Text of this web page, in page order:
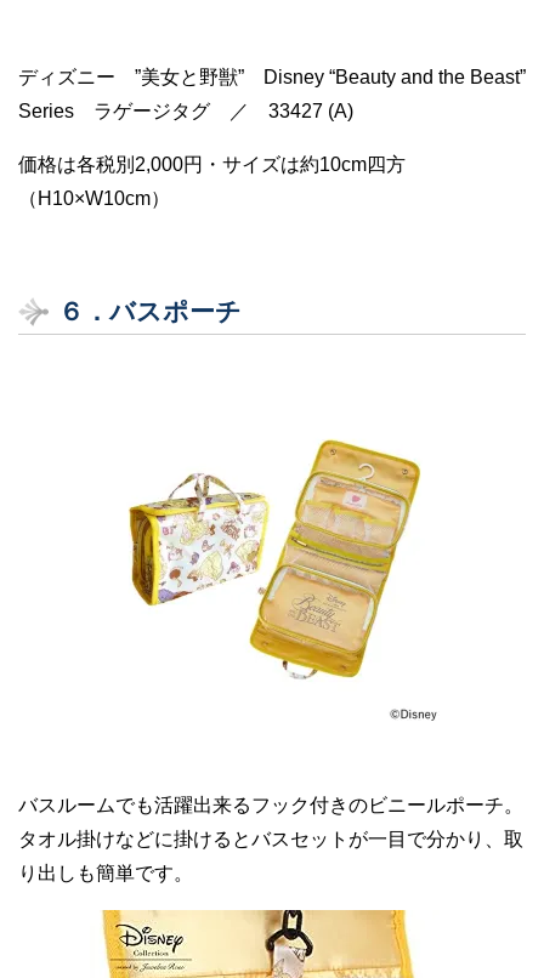
ディズニー ”美女と野獣” Disney “Beauty and the Beast”
Series ラゲージタグ ／ 33427 (A)
価格は各税別2,000円・サイズは約10cm四方
（H10×W10cm）
６．バスポーチ
バスルームでも活躍出来るフック付きのビニールポーチ。
タオル掛けなどに掛けるとバスセットが一目で分かり、取
り出しも簡単です。